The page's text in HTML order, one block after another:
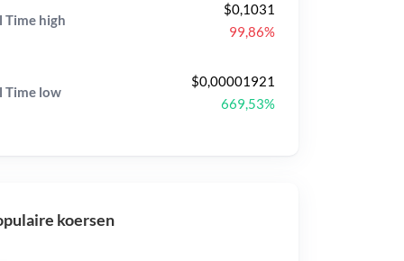
Time high
$0,1031
99,86%
Time low
$0,00001921
669,53%
koersen